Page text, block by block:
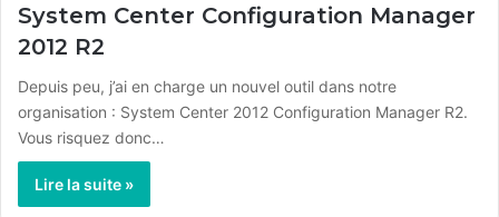
System Center Configuration Manager
2012 R2
Depuis peu, j’ai en charge un nouvel outil dans notre
organisation : System Center 2012 Configuration Manager R2.
Vous risquez donc…
Lire la suite »